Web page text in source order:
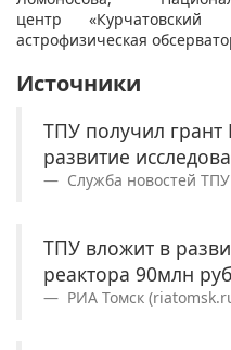
центр «Курчатовский
астрофизическая
Источники
ТПУ получил
развитие
Служба новостей
ТПУ вложит в
реактора 90млн руб
РИА Томск